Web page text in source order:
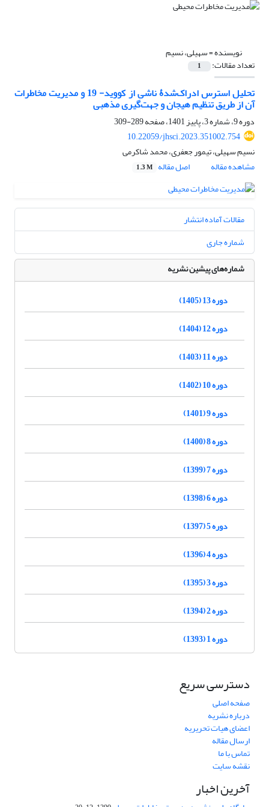
نویسنده =سهیلی، نسیم
تعداد مقالات: 1
تحلیل استرس ادراک‌شدۀ ناشی از کووید- 19 و مدیریت مخاطرات
آن از طریق تنظیم هیجان و جهت‌گیری مذهبی
دوره 9، شماره 3، پاییز 1401، صفحه
289-309
10.22059/jhsci.2023.351002.754
نسیم سهیلی، تیمور جعفری، محمد شاکرمی
مشاهده مقاله
اصل مقاله 1.3 M
مقالات آماده انتشار
شماره جاری
شماره‌های پیشین نشریه
دوره 13 (1405)
دوره 12 (1404)
دوره 11 (1403)
دوره 10 (1402)
دوره 9 (1401)
دوره 8 (1400)
دوره 7 (1399)
دوره 6 (1398)
دوره 5 (1397)
دوره 4 (1396)
دوره 3 (1395)
دوره 2 (1394)
دوره 1 (1393)
دسترسی سریع
صفحه اصلی
درباره نشریه
اعضای هیات تحریریه
ارسال مقاله
تماس با ما
نقشه سایت
آخرین اخبار